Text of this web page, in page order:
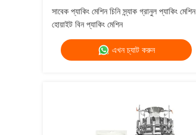
সাবেক প্যাকিং মেশিন চিনি স্ন্যাক গ্রানুল প্যাকিং মেশিন
হোয়াইট বিন প্যাকিং মেশিন
এখন চ্যাট করুন